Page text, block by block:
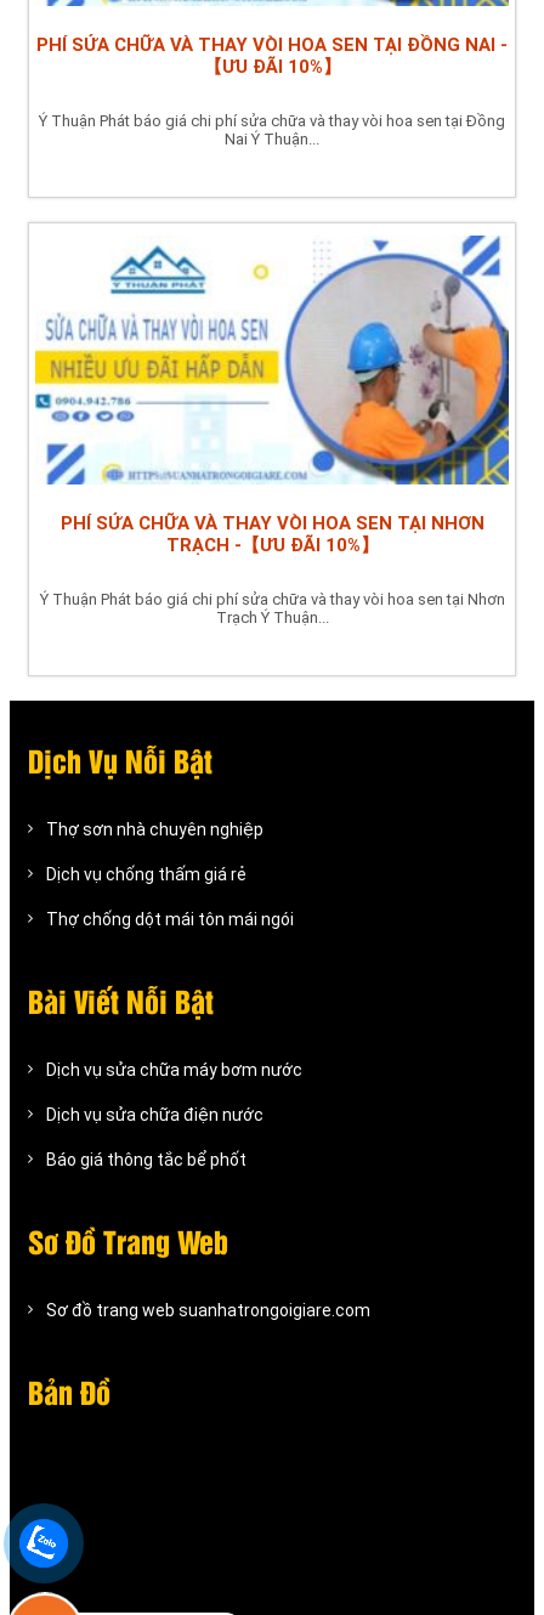
PHÍ SỬA CHỮA VÀ THAY VÒI HOA SEN TẠI ĐỒNG NAI -
【ƯU ĐÃI 10%】
Ý Thuận Phát báo giá chi phí sửa chữa và thay vòi hoa sen tại Đồng
Nai Ý Thuận...
PHÍ SỬA CHỮA VÀ THAY VÒI HOA SEN TẠI NHƠN
TRẠCH -【ƯU ĐÃI 10%】
Ý Thuận Phát báo giá chi phí sửa chữa và thay vòi hoa sen tại Nhơn
Trạch Ý Thuận...
Dịch Vụ Nỗi Bật
Thợ sơn nhà chuyên nghiệp
Dịch vụ chống thấm giá rẻ
Thợ chống dột mái tôn mái ngói
Bài Viết Nỗi Bật
Dịch vụ sửa chữa máy bơm nước
Dịch vụ sửa chữa điện nước
Báo giá thông tắc bể phốt
Sơ Đồ Trang Web
Sơ đồ trang web suanhatrongoigiare.com
Bản Đồ